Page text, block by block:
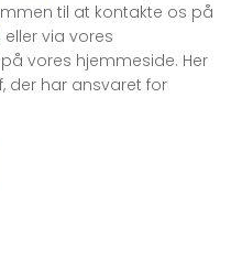
til at kontakte os på
eller via vores
vores hjemmeside. Her
der har ansvaret for